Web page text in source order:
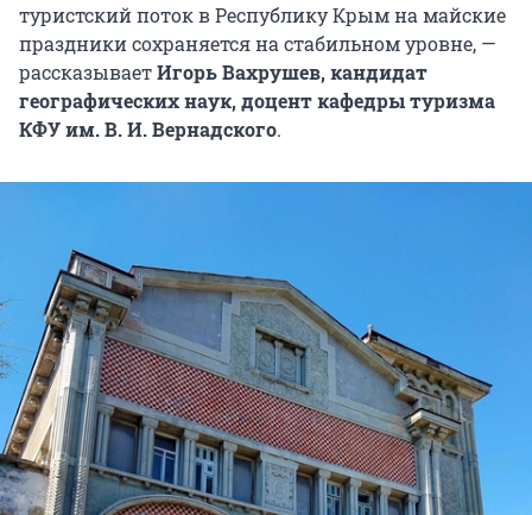
туристский поток в Республику Крым на майские
праздники сохраняется на стабильном уровне, —
рассказываетИгорь Вахрушев, кандидат
географических наук, доцент кафедры туризма
КФУ им. В. И. Вернадского.